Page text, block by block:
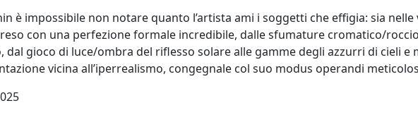
è impossibile non notare quanto l’artista ami i soggetti che effigia: sia
con una perfezione formale incredibile, dalle sfumature cromatico/
dal gioco di luce/ombra del riflesso solare alle gamme degli azzurri di cieli
vicina all’iperrealismo, congegnale col suo modus operandi